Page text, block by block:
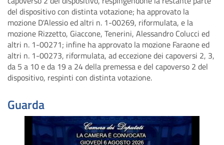
del dispositivo con distinta votazione; ha approvato la
mozione D'Alessio ed altri n. 1-00269, riformulata, e la
mozione Rizzetto, Giaccone, Tenerini, Alessandro Colucci ed
altri n. 1-00271; infine ha approvato la mozione Faraone ed
altri n. 1-00273, riformulata, ad eccezione dei capoversi 2, 3,
da 5 a 10 e da 19 a 24 della premessa e del capoverso 2 del
dispositivo, respinti con distinta votazione.
Guarda